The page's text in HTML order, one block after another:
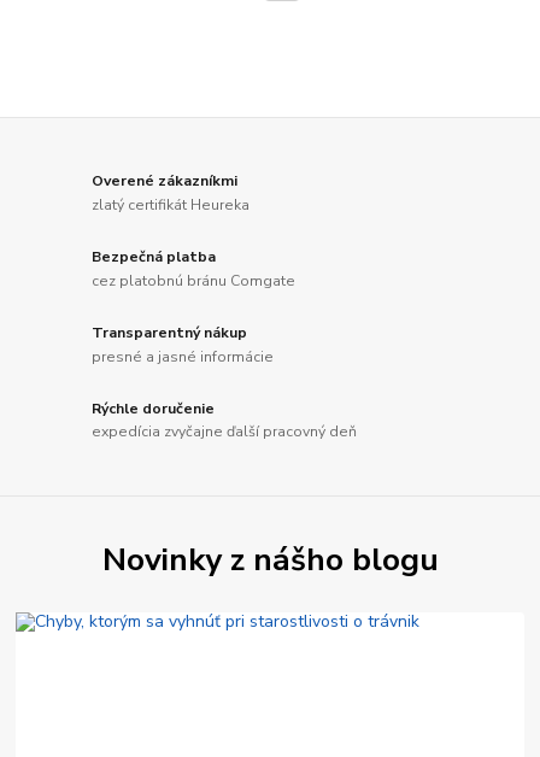
Overené zákazníkmi
zlatý certifikát Heureka
Bezpečná platba
cez platobnú bránu Comgate
Transparentný nákup
presné a jasné informácie
Rýchle doručenie
expedícia zvyčajne ďalší pracovný deň
Novinky z nášho blogu